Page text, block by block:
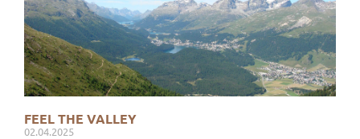
FEEL THE VALLEY
02.04.2025